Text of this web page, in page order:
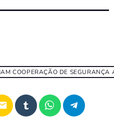
COOPERAÇÃO DE SEGURANÇA